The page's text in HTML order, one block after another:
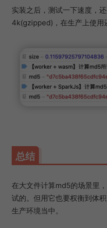
实装之后，测试一下速度，
4k(gzipped)，在生产上使用
总结
在大文件计算md5的场景里
试的。但用它也要权衡到体
生产环境当中。